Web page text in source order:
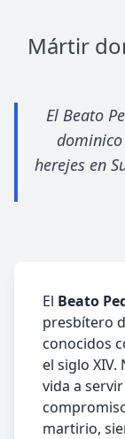
Mártir
El Beato
herejes en
El Beato
presbítero
conocidos
el siglo
vida a
martirio,